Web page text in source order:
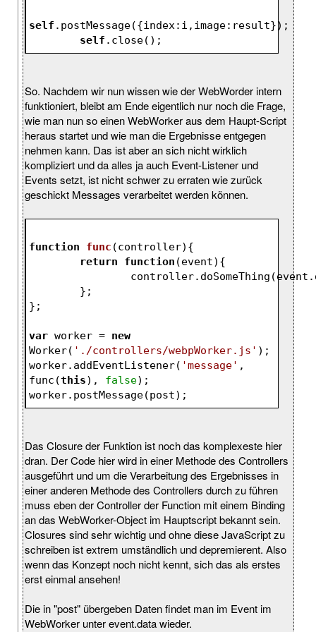
self .postMessage({index:i,image:result});
self .close();
So. Nachdem wir nun wissen wie der WebWorder intern
funktioniert, bleibt am Ende eigentlich nur noch die Frage,
wie man nun so einen WebWorker aus dem Haupt-Script
heraus startet und wie man die Ergebnisse entgegen
nehmen kann. Das ist aber an sich nicht wirklich
kompliziert und da alles ja auch Event-Listener und
Events setzt, ist nicht schwer zu erraten wie zurück
geschickt Messages verarbeitet werden können.
function func (controller) {
return
function (event) {
	};
};
var worker = new
Worker( './controllers/webpWorker.js' );
worker.addEventListener( 'message' ,
func(this), false);
worker.postMessage(post);
Das Closure der Funktion ist noch das komplexeste hier
dran. Der Code hier wird in einer Methode des Controllers
ausgeführt und um die Verarbeitung des Ergebnisses in
einer anderen Methode des Controllers durch zu führen
muss eben der Controller der Function mit einem Binding
an das WebWorker-Object im Hauptscript bekannt sein.
Closures sind sehr wichtig und ohne diese JavaScript zu
schreiben ist extrem umständlich und depremierent. Also
wenn das Konzept noch nicht kennt, sich das als erstes
erst einmal ansehen!
Die in "post" übergeben Daten findet man im Event im
WebWorker unter event.data wieder.